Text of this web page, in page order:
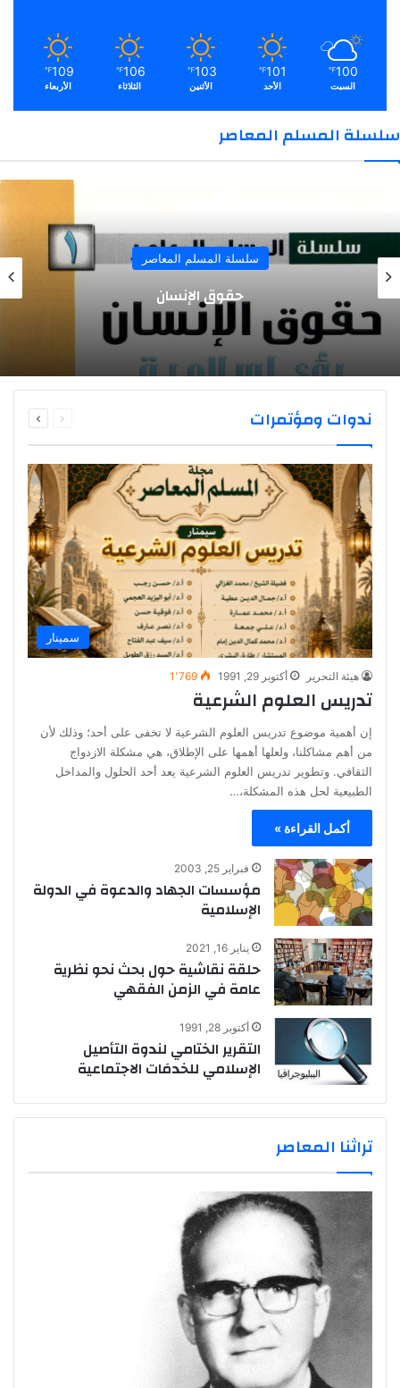
100
℉
السبت
101
℉
الأحد
103
℉
الأثنين
106
℉
الثلاثاء
109
℉
الأربعاء
سلسلة المسلم المعاصر
سلسلة المسلم المعاصر
حقوق الإنسان
ندوات ومؤتمرات
الصفحة
سمينار
هيئة التحرير أكتوبر 29, 1991 1٬769
تدريس العلوم الشرعية
إن أهمية موضوع تدريس العلوم الشرعية لا تخفى على أحد؛ وذلك لأن
من أهم مشاكلنا، ولعلها أهمها على الإطلاق، هي مشكلة الازدواج
الثقافي. وتطوير تدريس العلوم الشرعية يعد أحد الحلول والمداخل
الطبيعية لحل هذه المشكلة،…
أكمل القراءة »
فبراير 25, 2003
مؤسسات الجهاد والدعوة في الدولة
الإسلامية
يناير 16, 2021
حلقة نقاشية حول بحث نحو نظرية
عامة في الزمن الفقهي
أكتوبر 28, 1991
التقرير الختامي لندوة التأصيل
الإسلامي للخدمَات الاجتماعية
تراثنا المعاصر